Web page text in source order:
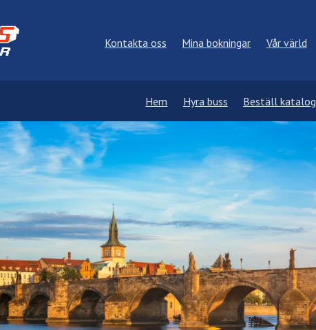
Kontakta oss Mina bokningar Vår värld
Hem Hyra buss Beställ katalog